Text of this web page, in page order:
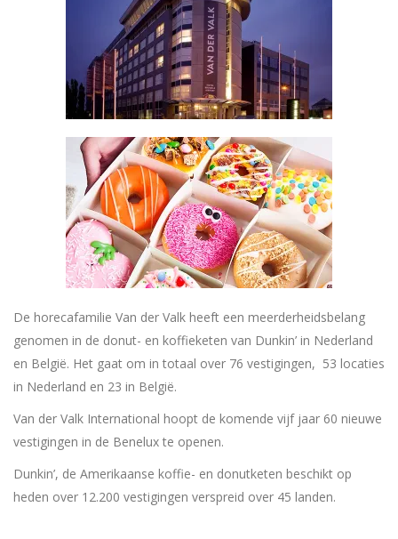
De horecafamilie Van der Valk heeft een meerderheidsbelang
genomen in de donut- en koffieketen van Dunkin’ in Nederland
en België. Het gaat om in totaal over 76 vestigingen, 53 locaties
in Nederland en 23 in België.
Van der Valk International hoopt de komende vijf jaar 60 nieuwe
vestigingen in de Benelux te openen.
Dunkin’, de Amerikaanse koffie- en donutketen beschikt op
heden over 12.200 vestigingen verspreid over 45 landen.